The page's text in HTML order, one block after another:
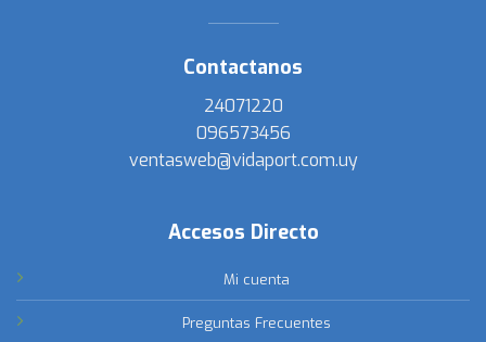
Contactanos
24071220
096573456
ventasweb@vidaport.com.uy
Accesos Directo
Mi cuenta
Preguntas Frecuentes